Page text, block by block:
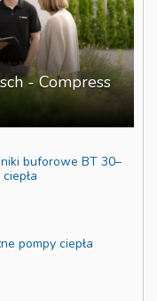
- Compress
buforowe BT 30–
pompy ciepła